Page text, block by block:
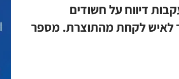
דיווח על חשודים
לאיש לקחת מהתוצרת. מספר